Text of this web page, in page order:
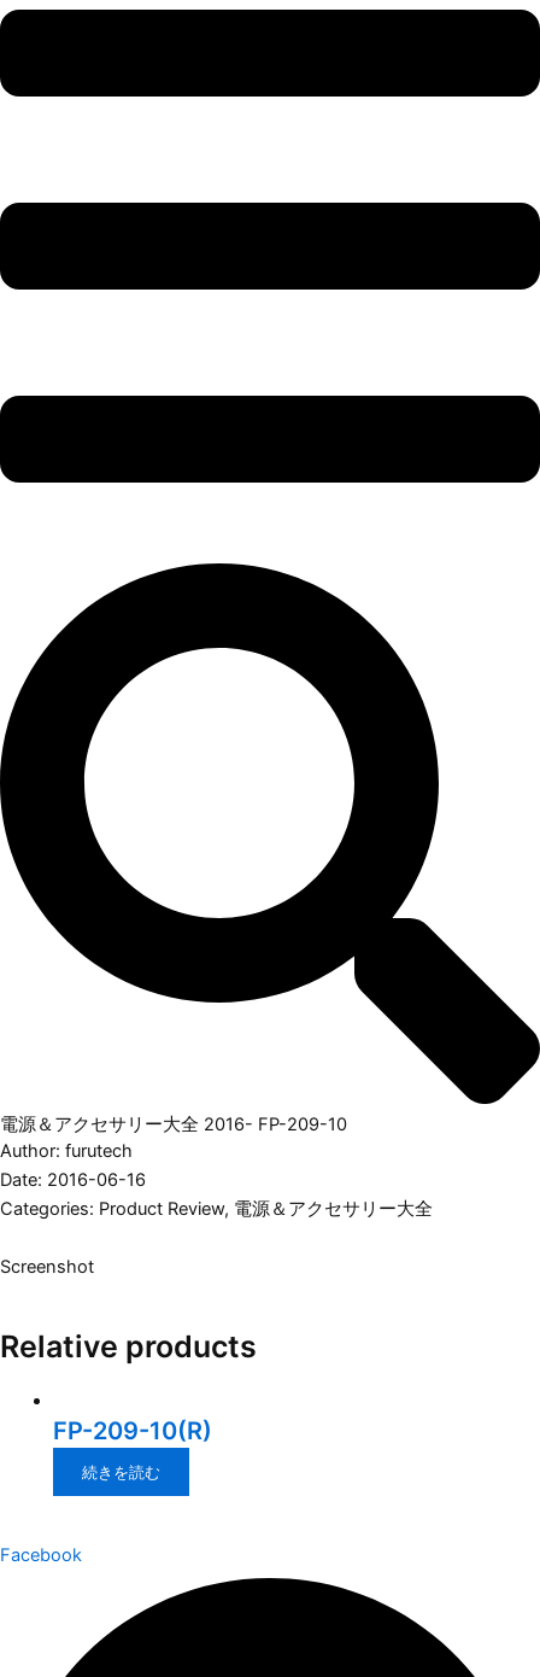
電源＆アクセサリー大全 2016- FP-209-10
Author: furutech
Date: 2016-06-16
Categories: Product Review, 電源＆アクセサリー大全
Screenshot
Relative products
FP-209-10(R)
続きを読む
Facebook